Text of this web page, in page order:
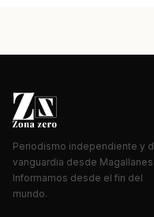
Periodismo independiente y
vanguardia desde Magallanes.
Informamos desde el fin del
mundo.